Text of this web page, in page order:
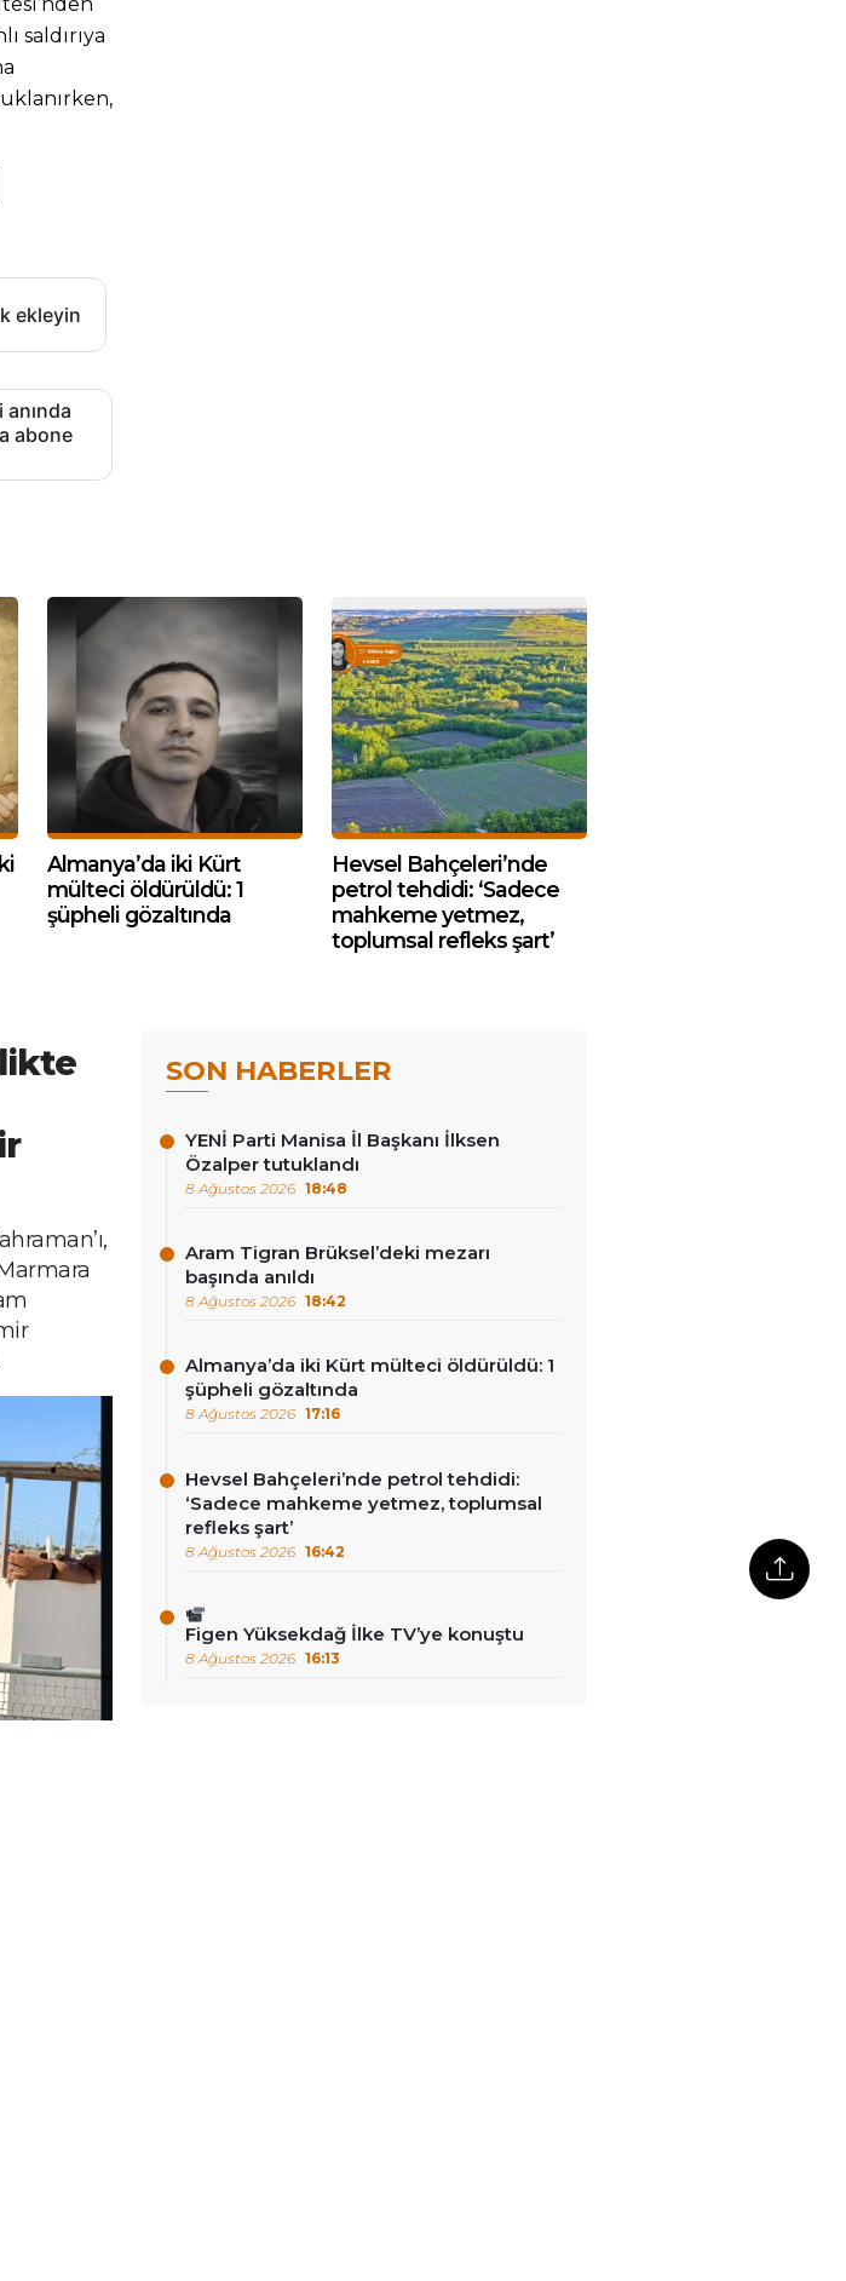
saldırıya
ekleyin
abone
Almanya’da iki Kürt
mülteci öldürüldü: 1
şüpheli gözaltında
Hevsel Bahçeleri’nde
petrol tehdidi: ‘Sadece
mahkeme yetmez,
toplumsal refleks şart’
SON HABERLER
YENİ Parti Manisa İl Başkanı İlksen
Özalper tutuklandı
8 Ağustos 2026 18:48
Aram Tigran Brüksel’deki mezarı
başında anıldı
8 Ağustos 2026 18:42
Almanya’da iki Kürt mülteci öldürüldü: 1
şüpheli gözaltında
8 Ağustos 2026 17:16
Hevsel Bahçeleri’nde petrol tehdidi:
‘Sadece mahkeme yetmez, toplumsal
refleks şart’
8 Ağustos 2026 16:42
Figen Yüksekdağ İlke TV’ye konuştu
8 Ağustos 2026 16:13